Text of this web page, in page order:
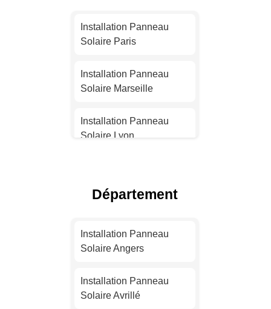
Installation Panneau
Solaire Paris
Installation Panneau
Solaire Marseille
Installation Panneau
Solaire Lyon
Solaire Nice
Solaire Nantes
Département
Installation Panneau
Solaire Angers
Installation Panneau
Solaire Avrillé